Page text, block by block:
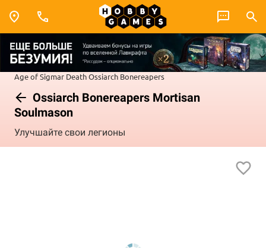
Age of Sigmar DeathOssiarch Bonereapers
Ossiarch Bonereapers Mortisan
Soulmason
Улучшайте свои легионы